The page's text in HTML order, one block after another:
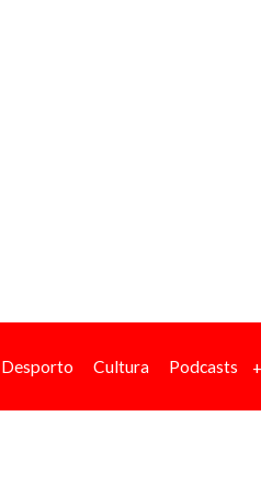
Desporto Cultura Podcasts